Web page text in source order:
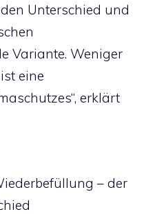
Unterschied und
Variante. Weniger
eine
erklärt
– der